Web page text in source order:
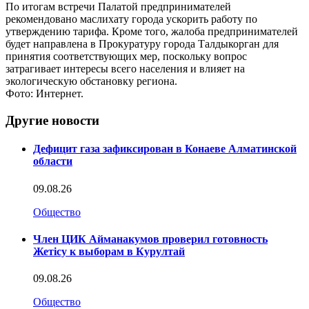
По итогам встречи Палатой предпринимателей
рекомендовано маслихату города ускорить работу по
утверждению тарифа. Кроме того, жалоба предпринимателей
будет направлена в Прокуратуру города Талдыкорган для
принятия соответствующих мер, поскольку вопрос
затрагивает интересы всего населения и влияет на
экологическую обстановку региона.
Фото: Интернет.
Другие новости
Дефицит газа зафиксирован в Конаеве Алматинской
области
09.08.26
Общество
Член ЦИК Айманакумов проверил готовность
Жетісу к выборам в Курултай
09.08.26
Общество